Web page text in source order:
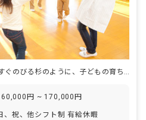
空に向かってまっすぐのびる杉のように、子どもの育ちを支える認定こども園です。
円 ~ 170,000円
、祝、他シフト制 有給休暇